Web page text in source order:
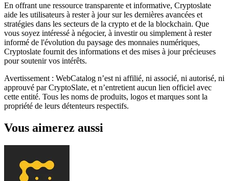
En offrant une ressource transparente et informative, Cryptoslate
aide les utilisateurs à rester à jour sur les dernières avancées et
stratégies dans les secteurs de la crypto et de la blockchain. Que
vous soyez intéressé à négocier, à investir ou simplement à rester
informé de l'évolution du paysage des monnaies numériques,
Cryptoslate fournit des informations et des mises à jour précieuses
pour soutenir vos intérêts.
Avertissement : WebCatalog n’est ni affilié, ni associé, ni autorisé, ni
approuvé par CryptoSlate, et n’entretient aucun lien officiel avec
cette entité. Tous les noms de produits, logos et marques sont la
propriété de leurs détenteurs respectifs.
Vous aimerez aussi